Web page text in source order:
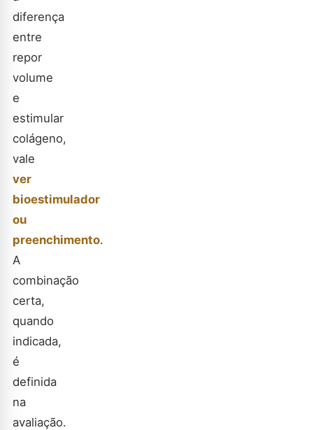
diferença
entre
repor
volume
e
estimular
colágeno,
vale
ver
bioestimulador
ou
preenchimento.
A
combinação
certa,
quando
indicada,
é
definida
na
avaliação.